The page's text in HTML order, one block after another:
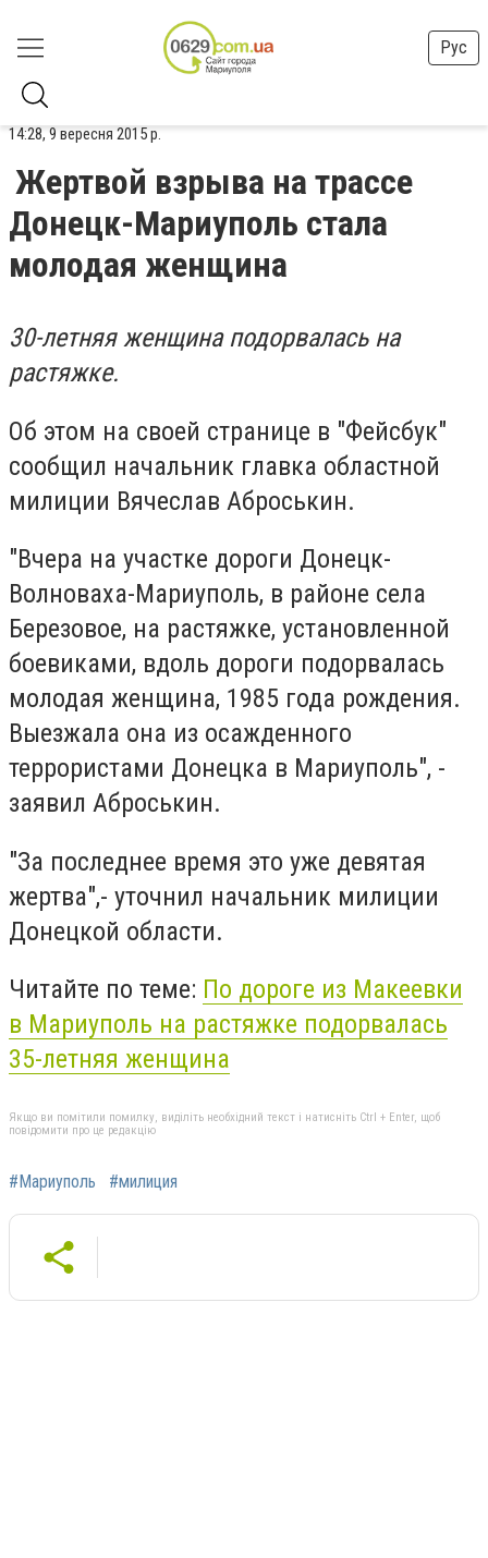
Рус
14:28, 9 вересня 2015 р.
Жертвой взрыва на трассе
Донецк-Мариуполь стала
молодая женщина
30-летняя женщина подорвалась на
растяжке.
Об этом на своей странице в "Фейсбук"
сообщил начальник главка областной
милиции Вячеслав Аброськин.
"Вчера на участке дороги Донецк-
Волноваха-Мариуполь, в районе села
Березовое, на растяжке, установленной
боевиками, вдоль дороги подорвалась
молодая женщина, 1985 года рождения.
Выезжала она из осажденного
террористами Донецка в Мариуполь", -
заявил Аброськин.
"За последнее время это уже девятая
жертва",- уточнил начальник милиции
Донецкой области.
Читайте по теме: По дороге из Макеевки
в Мариуполь на растяжке подорвалась
35-летняя женщина
Якщо ви помітили помилку, виділіть необхідний текст і натисніть Ctrl + Enter, щоб
повідомити про це редакцію
#Мариуполь #милиция